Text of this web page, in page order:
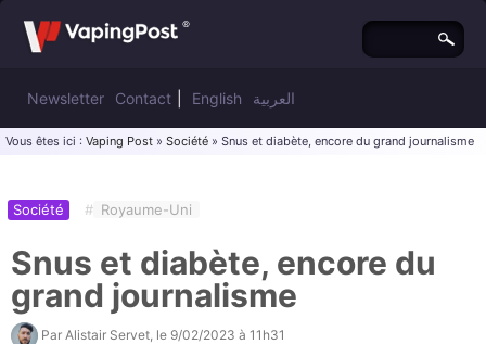
Newsletter Contact English العربية
Vous êtes ici : Vaping Post » Société » Snus et diabète, encore du grand journalisme
Société # Royaume-Uni
Snus et diabète, encore du
grand journalisme
Par Alistair Servet , le 9/02/2023 à 11h31